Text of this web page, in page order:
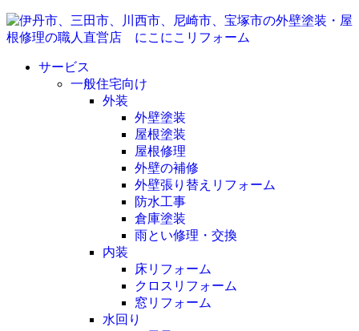
サービス
一般住宅向け
外装
外壁塗装
屋根塗装
屋根修理
外壁の補修
外壁張り替えリフォーム
防水工事
倉庫塗装
雨とい修理・交換
内装
床リフォーム
クロスリフォーム
窓リフォーム
水回り